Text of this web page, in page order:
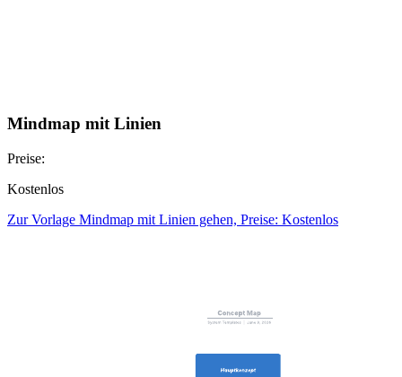
Mindmap mit Linien
Preise:
Kostenlos
Zur Vorlage Mindmap mit Linien gehen, Preise: Kostenlos